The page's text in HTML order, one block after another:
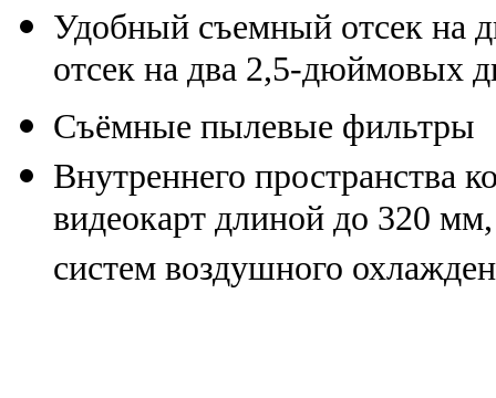
Удобный съемный отсек на
отсек на два 2,5-дюймовых
Съёмные пылевые фильтры
Внутреннего пространства
видеокарт длиной до 320
систем воздушного